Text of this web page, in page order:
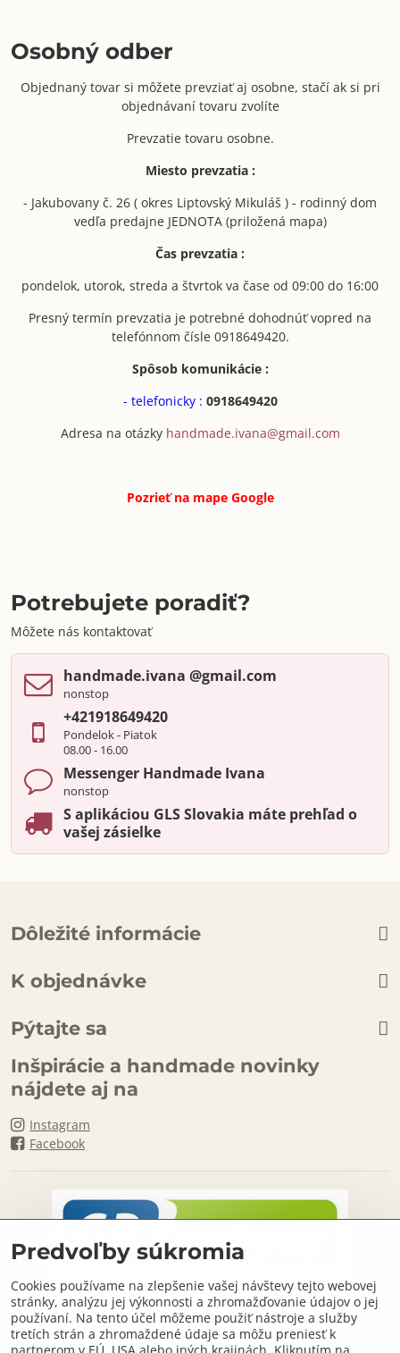
Osobný odber
Objednaný tovar si môžete prevziať aj osobne, stačí ak si pri
objednávaní tovaru zvolíte
Prevzatie tovaru osobne.
Miesto prevzatia :
- Jakubovany č. 26 ( okres Liptovský Mikuláš ) - rodinný dom
vedľa predajne JEDNOTA (priložená mapa)
Čas prevzatia :
pondelok, utorok, streda a štvrtok va čase od 09:00 do 16:00
Presný termín prevzatia je potrebné dohodnúť vopred na
telefónnom čísle 0918649420.
Spôsob komunikácie :
- telefonicky : 0918649420
Adresa na otázky handmade.ivana@gmail.com
Pozrieť na mapeGoogle
Potrebujete poradiť?
Môžete nás kontaktovať
handmade​.ivana ​@gmail​.com
nonstop
+421918649420
Pondelok - Piatok
08.00 - 16.00
Messenger Handmade Ivana
nonstop
S aplikáciou GLS Slovakia máte prehľad o
vašej zásielke
Dôležité informácie
K objednávke
Pýtajte sa
Inšpirácie a handmade novinky
nájdete aj na
Instagram
Facebook
Predvoľby súkromia
Cookies používame na zlepšenie vašej návštevy tejto webovej
stránky, analýzu jej výkonnosti a zhromažďovanie údajov o jej
používaní. Na tento účel môžeme použiť nástroje a služby
tretích strán a zhromaždené údaje sa môžu preniesť k